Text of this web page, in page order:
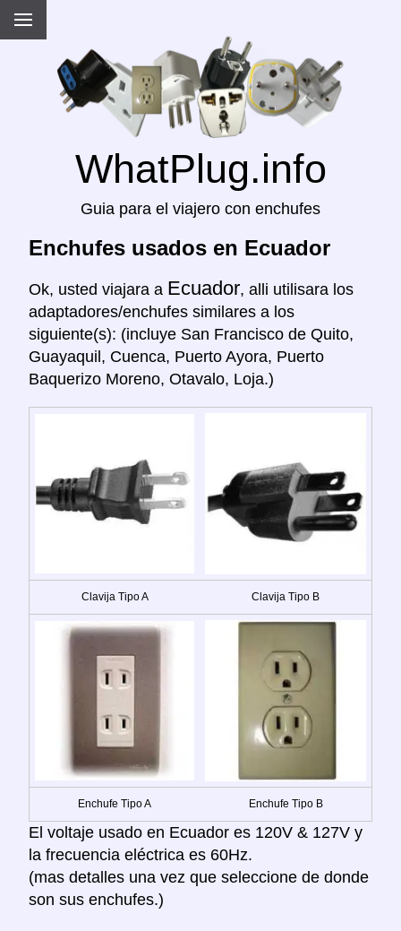
WhatPlug.info
Guia para el viajero con enchufes
Enchufes usados en Ecuador
Ok, usted viajara a Ecuador, alli utilisara los
adaptadores/enchufes similares a los
siguiente(s): (incluye San Francisco de Quito,
Guayaquil, Cuenca, Puerto Ayora, Puerto
Baquerizo Moreno, Otavalo, Loja.)
Clavija Tipo A Clavija Tipo B
Enchufe Tipo A Enchufe Tipo B
El voltaje usado en Ecuador es 120V & 127V y
la frecuencia eléctrica es 60Hz.
(mas detalles una vez que seleccione de donde
son sus enchufes.)